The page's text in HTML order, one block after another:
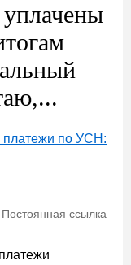
по УСН:
Постоянная ссылка